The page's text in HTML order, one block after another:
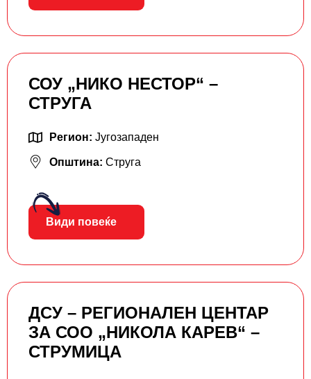
СОУ „НИКО НЕСТОР“ –
СТРУГА
Регион: Југозападен
Општина: Струга
Види повеќе
ДСУ – РЕГИОНАЛЕН ЦЕНТАР
ЗА СОО „НИКОЛА КАРЕВ“ –
СТРУМИЦА